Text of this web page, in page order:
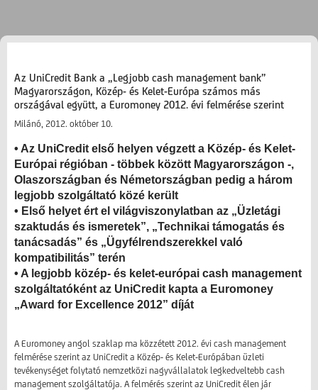
Az UniCredit Bank a „Legjobb cash management bank”
Magyarországon, Közép- és Kelet-Európa számos más
országával együtt, a Euromoney 2012. évi felmérése szerint
Milánó, 2012. október 10.
• Az UniCredit első helyen végzett a Közép- és Kelet-
Európai régióban - többek között Magyarországon -,
Olaszországban és Németországban pedig a három
legjobb szolgáltató közé került
• Első helyet ért el világviszonylatban az „Üzletági
szaktudás és ismeretek”, „Technikai támogatás és
tanácsadás” és „Ügyfélrendszerekkel való
kompatibilitás” terén
• A legjobb közép- és kelet-európai cash management
szolgáltatóként az UniCredit kapta a Euromoney
„Award for Excellence 2012” díját
A Euromoney angol szaklap ma közzétett 2012. évi cash management
felmérése szerint az UniCredit a Közép- és Kelet-Európában üzleti
tevékenységet folytató nemzetközi nagyvállalatok legkedveltebb cash
management szolgáltatója. A felmérés szerint az UniCredit élen jár